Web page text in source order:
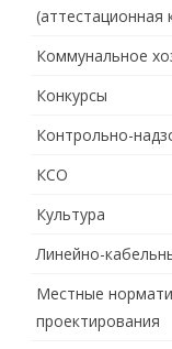
(аттестационная
Коммунальное
Конкурсы
Контрольно-
КСО
Культура
Линейно-
Местные
проектирования